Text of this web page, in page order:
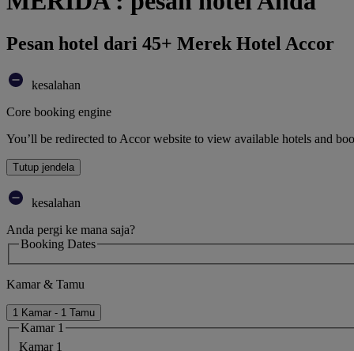
Pesan hotel dari 45+ Merek Hotel Accor
kesalahan
Core booking engine
You’ll be redirected to Accor website to view available hotels and
Tutup jendela
kesalahan
Anda pergi ke mana saja?
Booking Dates
Kamar & Tamu
1 Kamar - 1 Tamu
Kamar 1
Kamar 1